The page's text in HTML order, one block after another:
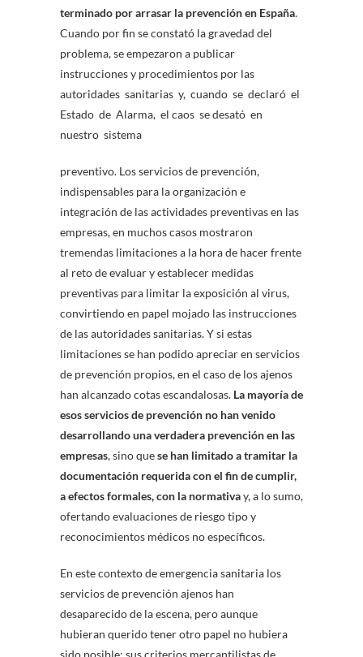
terminado por arrasar la prevención en España.
Cuando por fin se constató la gravedad del
problema, se empezaron a publicar
instrucciones y procedimientos por las
autoridades sanitarias y, cuando se declaró el
Estado de Alarma, el caos se desató en
nuestro sistema
preventivo. Los servicios de prevención,
indispensables para la organización e
integración de las actividades preventivas en las
empresas, en muchos casos mostraron
tremendas limitaciones a la hora de hacer frente
al reto de evaluar y establecer medidas
preventivas para limitar la exposición al virus,
convirtiendo en papel mojado las instrucciones
de las autoridades sanitarias. Y si estas
limitaciones se han podido apreciar en servicios
de prevención propios, en el caso de los ajenos
han alcanzado cotas escandalosas. La mayoría de
esos servicios de prevención no han venido
desarrollando una verdadera prevención en las
empresas, sino quese han limitado a tramitar la
documentación requerida con el fin de cumplir,
a efectos formales, con la normativay, a lo sumo,
ofertando evaluaciones de riesgo tipo y
reconocimientos médicos no específicos.
En este contexto de emergencia sanitaria los
servicios de prevención ajenos han
desaparecido de la escena, pero aunque
hubieran querido tener otro papel no hubiera
sido posible: sus criterios mercantilistas de